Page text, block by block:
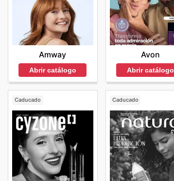
Amway
Abrir catálogo
Avon
Abrir catálogo
Caducado Caducado